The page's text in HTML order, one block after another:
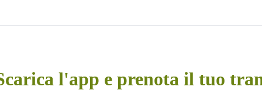
l'app e prenota il tuo